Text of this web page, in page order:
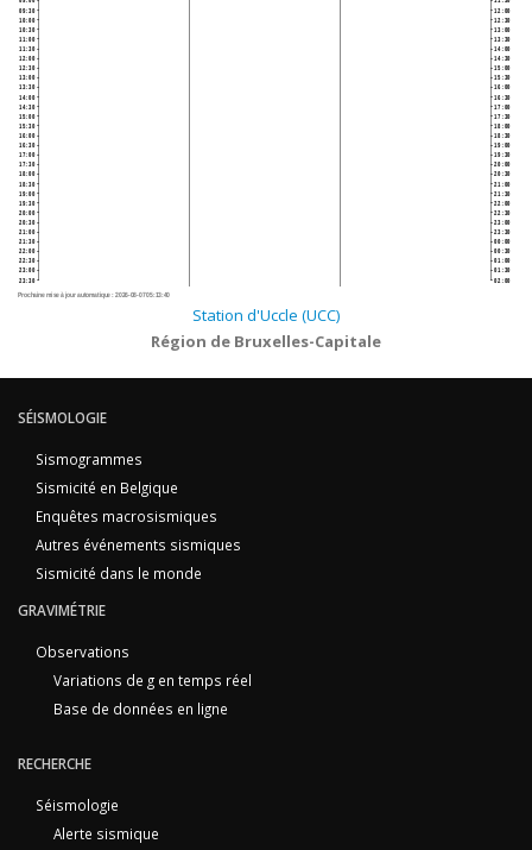
09:30
10:00
10:30
11:00
11:30
12:00
12:30
13:00
13:30
14:00
14:30
15:00
15:30
16:00
16:30
17:00
17:30
18:00
18:30
19:00
19:30
20:00
20:30
21:00
21:30
22:00
22:30
23:00
23:30
12:00
12:30
13:00
13:30
14:00
14:30
15:00
15:30
16:00
16:30
17:00
17:30
18:00
18:30
19:00
19:30
20:00
20:30
21:00
21:30
22:00
22:30
23:00
23:30
00:00
00:30
01:00
01:30
02:00
Prochaine mise à jour automatique :2026-08-07 05:13:40
Station d'Uccle (UCC)
Région de Bruxelles-Capitale
SÉISMOLOGIE
Sismogrammes
Sismicité en Belgique
Enquêtes macrosismiques
Autres événements sismiques
Sismicité dans le monde
GRAVIMÉTRIE
Observations
Variations de g en temps réel
Base de données en ligne
RECHERCHE
Séismologie
Alerte sismique